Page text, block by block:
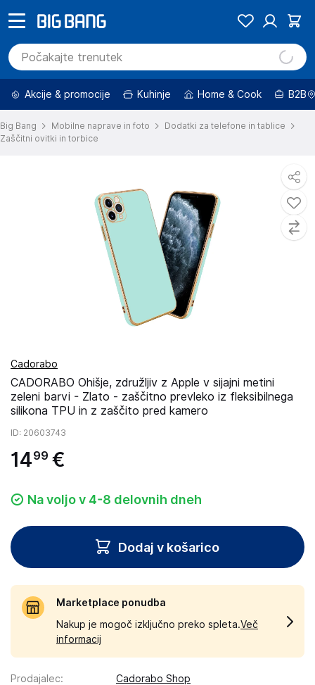
Akcije & promocije Kuhinje Home & Cook B2B
Big Bang Mobilne naprave in foto
Dodatki za telefone in tablice
Zaščitni ovitki in torbice
Cadorabo
CADORABO Ohišje, združljiv z Apple v sijajni metini
zeleni barvi - Zlato - zaščitno prevleko iz fleksibilnega
silikona TPU in z zaščito pred kamero
ID: 20603743
1499 €
Na voljo v 4-8 delovnih dneh
Dodaj v košarico
Marketplace ponudba
Nakup je mogoč izključno preko spleta.Več
informacij
Prodajalec:
Cadorabo Shop